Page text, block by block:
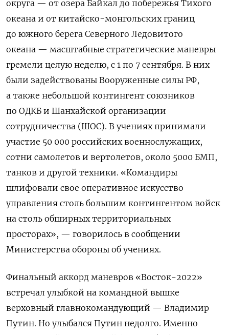
округа — от озера Байкал до побережья Тихого
океана и от китайско-монгольских границ
до южного берега Северного Ледовитого
океана — масштабные стратегические маневры
гремели целую неделю, с 1 по 7 сентября. В них
были задействованы Вооруженные силы РФ,
а также небольшой контингент союзников
по ОДКБ и Шанхайской организации
сотрудничества (ШОС). В учениях принимали
участие 50 000 российских военнослужащих,
сотни самолетов и вертолетов, около 5000 БМП,
танков и другой техники. «Командиры
шлифовали свое оперативное искусство
управления столь большим контингентом войск
на столь обширных территориальных
просторах», — говорилось в сообщении
Министерства обороны об учениях.
Финальный аккорд маневров «Восток-2022»
встречал улыбкой на командной вышке
верховный главнокомандующий — Владимир
Путин. Но улыбался Путин недолго. Именно